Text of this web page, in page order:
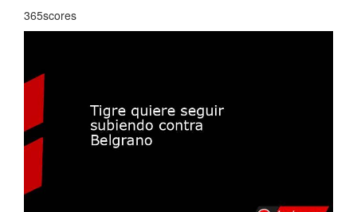
365scores